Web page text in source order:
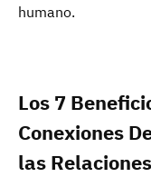
humano.
Los 7
Conexiones
las Relaciones